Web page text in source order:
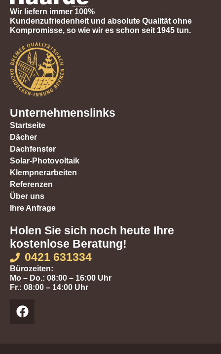
Wir liefern immer 100%
Kundenzufriedenheit und absolute Qualität ohne
Kompromisse, so wie wir es schon seit 1945 tun.
Unternehmenslinks
Startseite
Dächer
Dachfenster
Solar-Photovoltaik
Klempnerarbeiten
Referenzen
Über uns
Ihre Anfrage
Holen Sie sich noch heute Ihre
kostenlose Beratung!
0421 631334
Bürozeiten:
Mo – Do.: 08:00 – 16:00 Uhr
Fr.: 08:00 – 14:00 Uhr